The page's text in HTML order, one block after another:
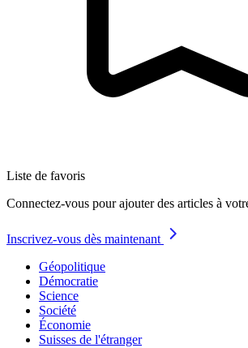
Liste de favoris
Connectez-vous pour ajouter des articles à
Inscrivez-vous dès maintenant
Géopolitique
Démocratie
Science
Société
Économie
Suisses de l'étranger